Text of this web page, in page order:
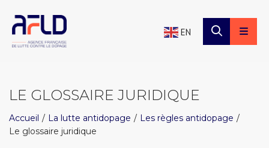
EN
LE GLOSSAIRE JURIDIQUE
Accueil La lutte antidopage
Les règles antidopage
Le glossaire juridique